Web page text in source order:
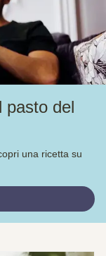
pasto del
una ricetta su